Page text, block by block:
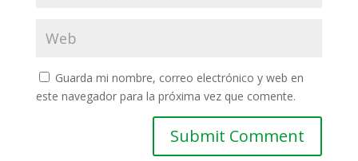
Guarda mi nombre, correo electrónico y web en
este navegador para la próxima vez que comente.